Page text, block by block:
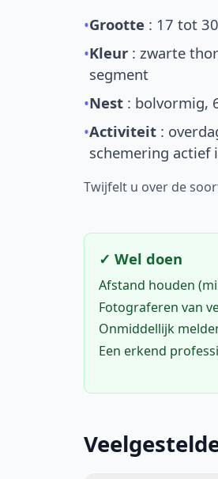
•Grootte : 17 tot
•Kleur : zwarte
segment
•Nest : bolvormig,
•Activiteit :
schemering actief
Twijfelt u over de
✓ Wel doen
Afstand houden
Fotograferen van
Onmiddellijk
Een erkend